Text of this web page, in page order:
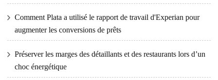
Comment Plata a utilisé le rapport de travail d'Experian pour
augmenter les conversions de prêts
Préserver les marges des détaillants et des restaurants lors d’un
choc énergétique